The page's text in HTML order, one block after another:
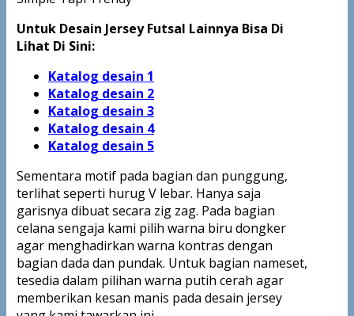
Untuk Desain Jersey Futsal Lainnya Bisa Di
Lihat Di Sini:
Katalog desain 1
Katalog desain 2
Katalog desain 3
Katalog desain 4
Katalog desain 5
Sementara motif pada bagian dan punggung,
terlihat seperti hurug V lebar. Hanya saja
garisnya dibuat secara zig zag. Pada bagian
celana sengaja kami pilih warna biru dongker
agar menghadirkan warna kontras dengan
bagian dada dan pundak. Untuk bagian nameset,
tesedia dalam pilihan warna putih cerah agar
memberikan kesan manis pada desain jersey